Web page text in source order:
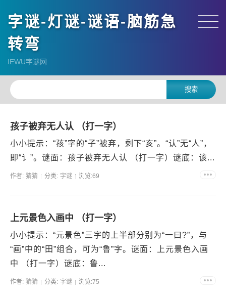
字谜-灯谜-谜语-脑筋急
转弯
IEWU字谜网
孩子被弃无人认 （打一字）
小小提示：“孩”字的“子”被弃，剩下“亥”。“认”无“人”，
即“讠”。谜面：孩子被弃无人认 （打一字）谜底：该...
作者: 猜猜 分类: 字谜 浏览:69
上元景色入画中 （打一字）
小小提示：“元景色”三字的上半部分别为“一曰?”，与
“画”中的“田”组合，可为“鲁”字。谜面：上元景色入画
中 （打一字）谜底：鲁...
作者: 猜猜 分类: 字谜 浏览:75